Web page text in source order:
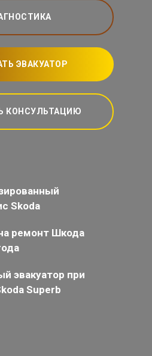
ЭВАКУАТОР
КОНСУЛЬТАЦИЮ
Skoda
ремонт Шкода
эвакуатор при
Superb